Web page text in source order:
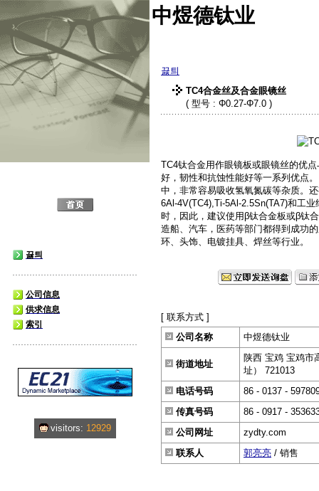
끓틔
公司信息
供求信息
索引
visitors: 12929
中煜德钛业
끓틔
TC4合金丝及合金眼镜丝
( 型号 : Φ0.27-Φ7.0 )
TC4钛合金用作眼镜板或眼镜丝的优
好，韧性和抗蚀性能好等一系列优点
中，非常容易吸收氢氧氮碳等杂质。
6Al-4V(TC4),Ti-5Al-2.5Sn(TA7)和工
时，因此，建议使用β钛合金板或β钛
造船、汽车，医药等部门都得到成功
环、头饰、电镀挂具、焊丝等行业。
[ 联系方式 ]
公司名称
中煜德钛业
街道地址
陕西 宝鸡 宝鸡市
址） 721013
电话号码
86 - 0137 -
传真号码
86 - 0917 -
公司网址
zydty.com
联系人
郭亮亮 / 销售